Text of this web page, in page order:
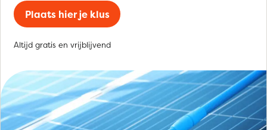
Plaats hier je klus
Altijd gratis en vrijblijvend